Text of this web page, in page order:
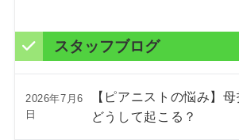
スタッフブログ
2026年7月6
日
【ピアニストの悩み】
どうして起こる？